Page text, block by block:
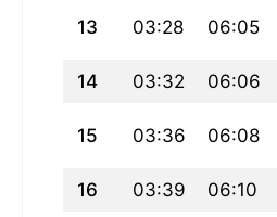
13 03:28 06:05
14 03:32 06:06
15 03:36 06:08
16 03:39 06:10